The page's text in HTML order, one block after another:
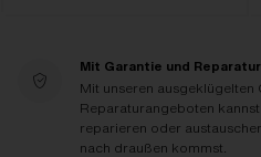
Mit Garantie und
Mit unseren ausgeklügelten
Reparaturangeboten
reparieren oder
nach draußen kommst.